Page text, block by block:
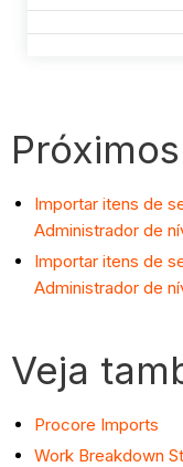
Importar itens de
Administrador de
Importar itens de
Administrador de
Veja
Procore Imports
Work Breakdown